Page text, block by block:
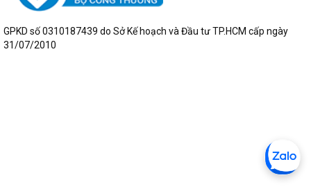
GPKD số 0310187439 do Sở Kế hoạch và Đầu tư TP.HCM cấp ngày
31/07/2010